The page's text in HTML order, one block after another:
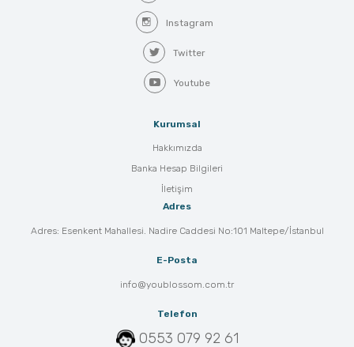
Instagram
Twitter
Youtube
Kurumsal
Hakkımızda
Banka Hesap Bilgileri
İletişim
Adres
Adres: Esenkent Mahallesi. Nadire Caddesi No:101 Maltepe/İstanbul
E-Posta
info@youblossom.com.tr
Telefon
0553 079 92 61